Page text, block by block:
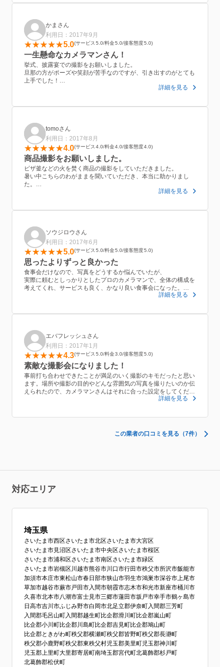
かまさん
利用日：2017年9月
5.0 サービス 5.0 料金5.0 接客態度5.0
一生懸命なカメラマンさん！
挙式、披露宴での撮影をお願いしました。
旦那の方がポーズや笑顔が苦手なのですが、引き出すのがとても
上手でした！
自然と笑顔になれて、視線や手の位置など、綺麗に撮れる撮り方
していただき、本当に感謝しております！
お友達にもオススメしたい方です。
詳細を見る
tomoさん
利用日：2017年8月
4.0 サービス 4.0 料金4.0 接客態度4.0
商品撮影をお願いしました。
ピザ釜などの火を焚く商品の撮影をしていただきました。
暑い中こちらのわがままを聞いていただき、本当に助かりまし
た。
次回もお願いしようと思います。その他、家族写真も撮影してい
詳細を見る
ソウジロウさん
利用日：2017年6月
5.0 サービス 5.0 料金5.0 接客態度5.0
思ったよりずっと良かった
食事会だけなので、写真をどうするか悩んでいたが、
実際に頼むとしっかりとしたプロのカメラマンで、全体の構成を
考えてくれ、サービスも良く、かなり良い食事会になった。
たまたま良い人に当たったのかもしれないが、今回のケースでは
詳細を見る
エバフレッシュさん
利用日：2017年1月
4.3 サービス 5.0 料金3.0 接客態度5.0
素敵な撮影会になりました！
事前打ち合わせできたことが満足のいく撮影のキモだったと思い
ます。場所や撮影の目的やどんな雰囲気の写真を撮りたいのか伝
えられたので、カメラマンさんはそれに合った設定をしてくださ
ったと思います。うろちょろ動き回るし、集中力のない2歳児に
詳細を見る
この業者の口コミを見る（7件）
対応エリア
埼玉県
さいたま市西区さいたま市北区さいたま市大宮区
さいたま市見沼区さいたま市中央区さいたま市桜区
さいたま市浦和区さいたま市南区さいたま市緑区
さいたま市岩槻区 川越市熊谷市川口市行田市秩父市所沢市飯能市
加須市本庄市東松山市春日部市狭山市羽生市鴻巣市深谷市上尾市
草加市越谷市蕨市戸田市入間市朝霞市志木市和光市新座市桶川市
久喜市北本市八潮市富士見市三郷市蓮田市坂戸市幸手市鶴ヶ島市
日高市吉川市ふじみ野市白岡市北足立郡伊奈町入間郡三芳町
入間郡毛呂山町入間郡越生町比企郡滑川町比企郡嵐山町
比企郡小川町比企郡川島町比企郡吉見町比企郡鳩山町
比企郡ときがわ町秩父郡横瀬町秩父郡皆野町秩父郡長瀞町
秩父郡小鹿野町秩父郡東秩父村児玉郡美里町児玉郡神川町
児玉郡上里町大里郡寄居町南埼玉郡宮代町北葛飾郡杉戸町
北葛飾郡松伏町